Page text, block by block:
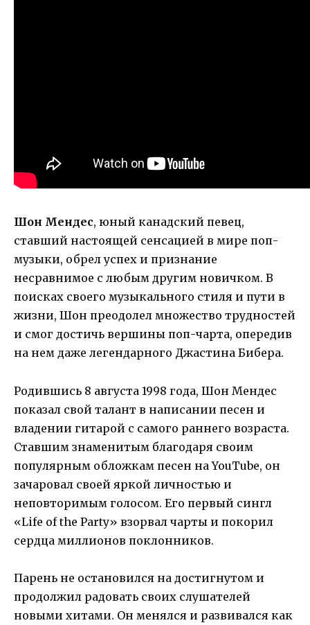
Шон Мендес, юный канадский певец,
ставший настоящей сенсацией в мире поп-
музыки, обрел успех и признание
несравнимое с любым другим новичком. В
поисках своего музыкального стиля и пути в
жизни, Шон преодолел множество трудностей
и смог достичь вершины поп-чарта, опередив
на нем даже легендарного Джастина Бибера.
Родившись 8 августа 1998 года, Шон Мендес
показал свой талант в написании песен и
владении гитарой с самого раннего возраста.
Ставшим знаменитым благодаря своим
популярным обложкам песен на YouTube, он
зачаровал своей яркой личностью и
неповторимым голосом. Его первый сингл
«Life of the Party» взорвал чарты и покорил
сердца миллионов поклонников.
Парень не остановился на достигнутом и
продолжил радовать своих слушателей
новыми хитами. Он менялся и развивался как